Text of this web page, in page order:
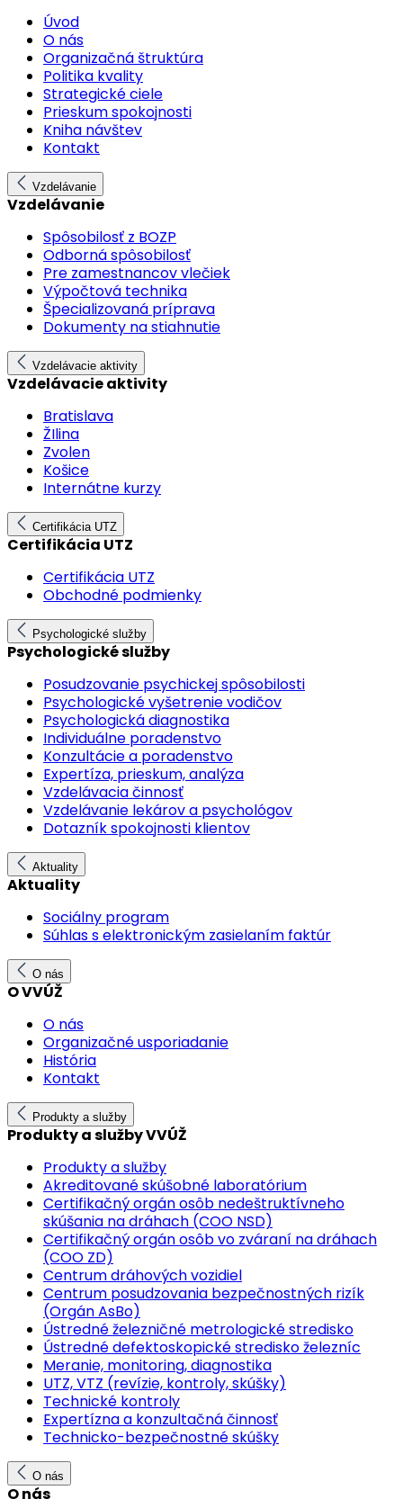
Úvod
O nás
Organizačná štruktúra
Politika kvality
Strategické ciele
Prieskum spokojnosti
Kniha návštev
Kontakt
Vzdelávanie
Vzdelávanie
Spôsobilosť z BOZP
Odborná spôsobilosť
Pre zamestnancov vlečiek
Výpočtová technika
Špecializovaná príprava
Dokumenty na stiahnutie
Vzdelávacie aktivity
Vzdelávacie aktivity
Bratislava
ŽIlina
Zvolen
Košice
Internátne kurzy
Certifikácia UTZ
Certifikácia UTZ
Certifikácia UTZ
Obchodné podmienky
Psychologické služby
Psychologické služby
Posudzovanie psychickej spôsobilosti
Psychologické vyšetrenie vodičov
Psychologická diagnostika
Individuálne poradenstvo
Konzultácie a poradenstvo
Expertíza, prieskum, analýza
Vzdelávacia činnosť
Vzdelávanie lekárov a psychológov
Dotazník spokojnosti klientov
Aktuality
Aktuality
Sociálny program
Súhlas s elektronickým zasielaním faktúr
O nás
O VVÚŽ
O nás
Organizačné usporiadanie
História
Kontakt
Produkty a služby
Produkty a služby VVÚŽ
Produkty a služby
Akreditované skúšobné laboratórium
Certifikačný orgán osôb nedeštruktívneho
skúšania na dráhach (COO NSD)
Certifikačný orgán osôb vo zváraní na dráhach
(COO ZD)
Centrum dráhových vozidiel
Centrum posudzovania bezpečnostných rizík
(Orgán AsBo)
Ústredné železničné metrologické stredisko
Ústredné defektoskopické stredisko železníc
Meranie, monitoring, diagnostika
UTZ, VTZ (revízie, kontroly, skúšky)
Technické kontroly
Expertízna a konzultačná činnosť
Technicko-bezpečnostné skúšky
O nás
O nás